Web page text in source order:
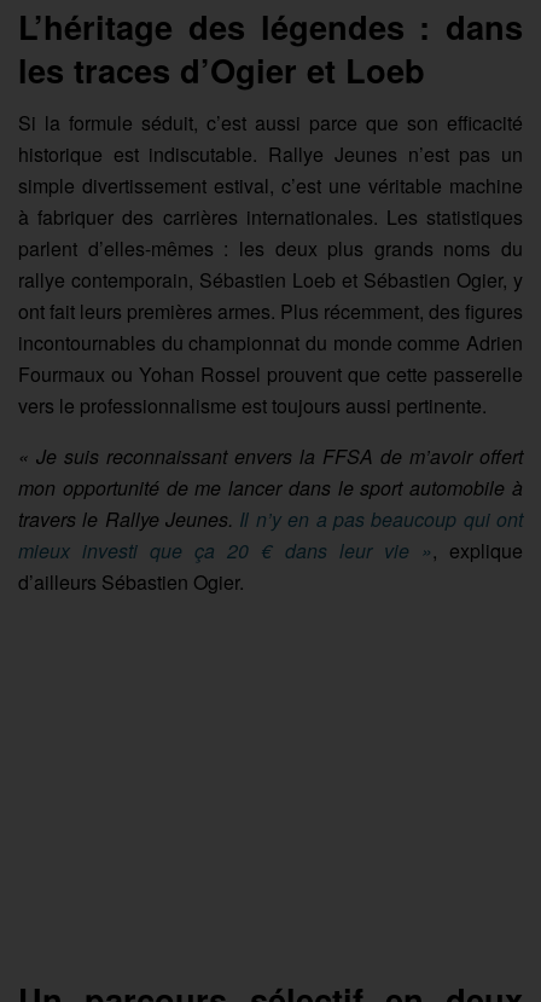
L’héritage des légendes : dans
les traces d’Ogier et Loeb
Si la formule séduit, c’est aussi parce que son efficacité
historique est indiscutable. Rallye Jeunes n’est pas un
simple divertissement estival, c’est une véritable machine
à fabriquer des carrières internationales. Les statistiques
parlent d’elles-mêmes : les deux plus grands noms du
rallye contemporain, Sébastien Loeb et Sébastien Ogier, y
ont fait leurs premières armes. Plus récemment, des figures
incontournables du championnat du monde comme Adrien
Fourmaux ou Yohan Rossel prouvent que cette passerelle
vers le professionnalisme est toujours aussi pertinente.
« Je suis reconnaissant envers la FFSA de m’avoir offert
mon opportunité de me lancer dans le sport automobile à
travers le Rallye Jeunes. Il n’y en a pas beaucoup qui ont
mieux investi que ça 20 € dans leur vie », explique
d’ailleurs Sébastien Ogier.